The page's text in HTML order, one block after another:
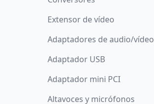
Extensor de vídeo
Adaptadores de audio/vídeo
Adaptador USB
Adaptador mini PCI
Altavoces y micrófonos